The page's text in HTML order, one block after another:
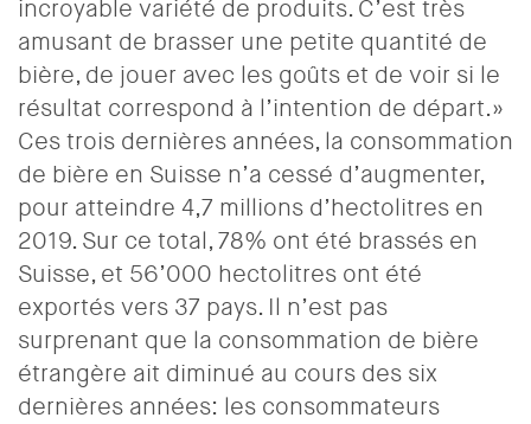
incroyable variété de produits. C’est très
amusant de brasser une petite quantité de
bière, de jouer avec les goûts et de voir si le
résultat correspond à l’intention de départ.»
Ces trois dernières années, la consommation
de bière en Suisse n’a cessé d’augmenter,
pour atteindre 4,7 millions d’hectolitres en
2019. Sur ce total, 78% ont été brassés en
Suisse, et 56’000 hectolitres ont été
exportés vers 37 pays. Il n’est pas
surprenant que la consommation de bière
étrangère ait diminué au cours des six
dernières années: les consommateurs